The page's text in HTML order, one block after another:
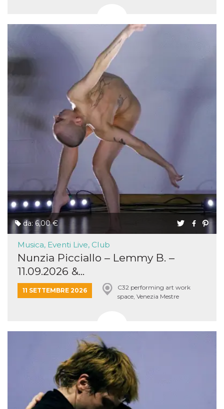
da: 6,00 €
Musica, Eventi Live, Club
Nunzia Picciallo – Lemmy B. –
11.09.2026 &...
11 SETTEMBRE 2026
C32 performing art work
space, Venezia Mestre